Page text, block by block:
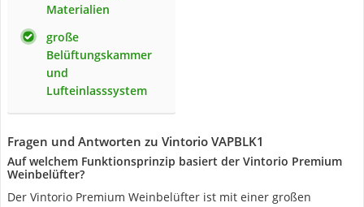
Materialien
große
Belüftungskammer
und
Lufteinlasssystem
Fragen und Antworten zu Vintorio VAPBLK1
Auf welchem Funktionsprinzip basiert der Vintorio Premium
Weinbelüfter?
Der Vintorio Premium Weinbelüfter ist mit einer großen